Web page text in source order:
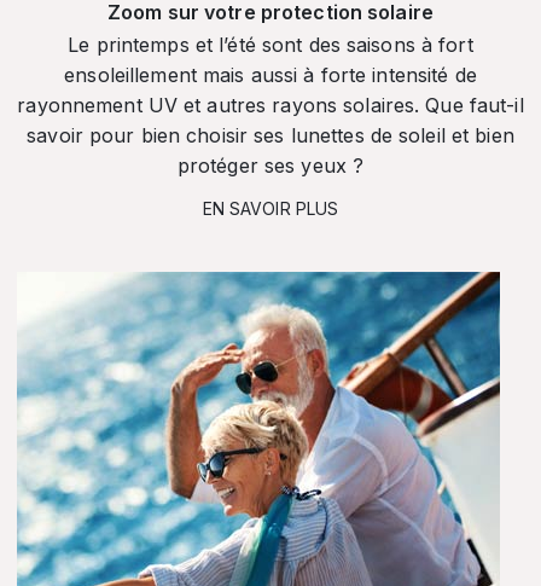
Zoom sur votre protection solaire
Le printemps et l’été sont des saisons à fort
ensoleillement mais aussi à forte intensité de
rayonnement UV et autres rayons solaires. Que faut-il
savoir pour bien choisir ses lunettes de soleil et bien
protéger ses yeux ?
EN SAVOIR PLUS